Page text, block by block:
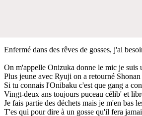
Enfermé dans des rêves de gosses, j'ai
On m'appelle Onizuka donne le mic je suis
Plus jeune avec Ryuji on a retourné Shonan
Si tu connais l'Onibaku c'est que gang a
Vingt-deux ans toujours puceau célib' et
Je fais partie des déchets mais je m'en bas
T'es qui pour dire à un gosse qu'il fera